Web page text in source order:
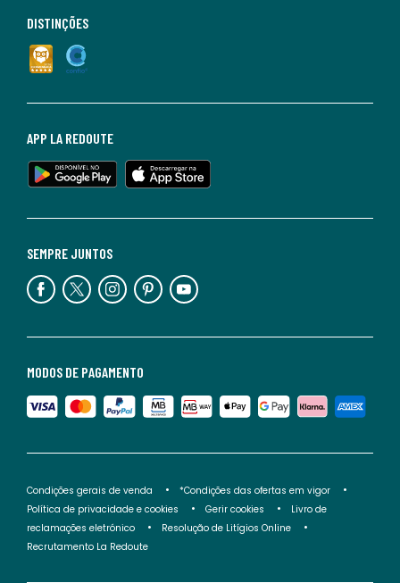
MODOS DE PAGAMENTO
SEMPRE JUNTOS
APP LA REDOUTE
DISTINÇÕES
Condições gerais de venda
*Condições das ofertas em vigor
Política de privacidade e cookies
Gerir cookies
Livro de
reclamações eletrónico
Resolução de Litígios Online
Recrutamento La Redoute